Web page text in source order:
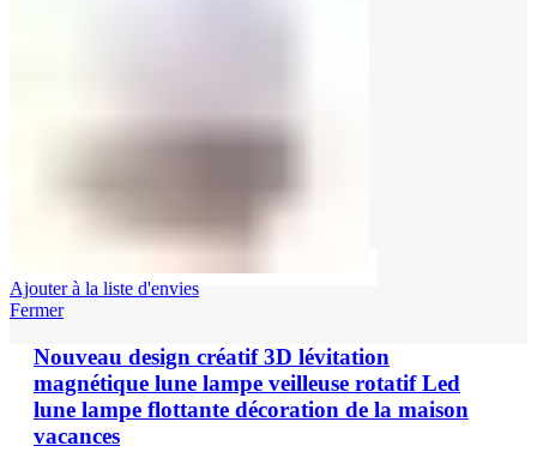
Ajouter à la liste d'envies
Fermer
Nouveau design créatif 3D lévitation
magnétique lune lampe veilleuse rotatif Led
lune lampe flottante décoration de la maison
vacances